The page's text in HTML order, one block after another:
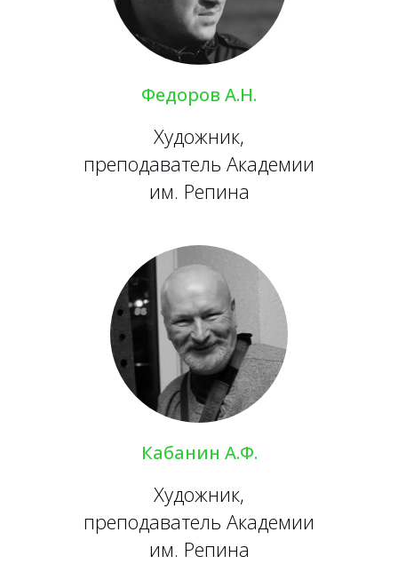
Федоров А.Н.
Художник,
преподаватель Академии
им. Репина
Кабанин А.Ф.
Художник,
преподаватель Академии
им. Репина